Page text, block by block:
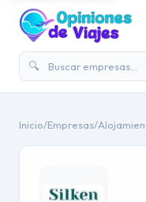
🔍
Inicio/Empresas/